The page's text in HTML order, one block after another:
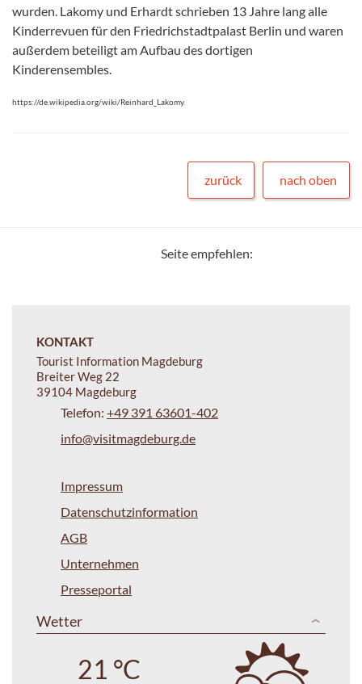
wurden. Lakomy und Erhardt schrieben 13 Jahre lang alle
Kinderrevuen für den Friedrichstadtpalast Berlin und waren
außerdem beteiligt am Aufbau des dortigen
Kinderensembles.
https://de.wikipedia.org/wiki/Reinhard_Lakomy.
zurück nach oben
Seite empfehlen:
KONTAKT
Tourist Information Magdeburg
Breiter Weg 22
39104 Magdeburg
Telefon: +49 391 63601-402
info@visitmagdeburg.de
Impressum
Datenschutzinformation
AGB
Unternehmen
Presseportal
Wetter
21 °C